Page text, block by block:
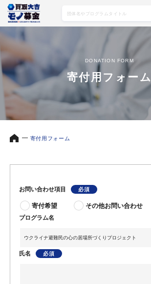
DONATION FORM
寄付用フォーム
寄付用フォーム
お問い合わせ項目
寄付希望 その他お問い合わせ
プログラム名
氏名